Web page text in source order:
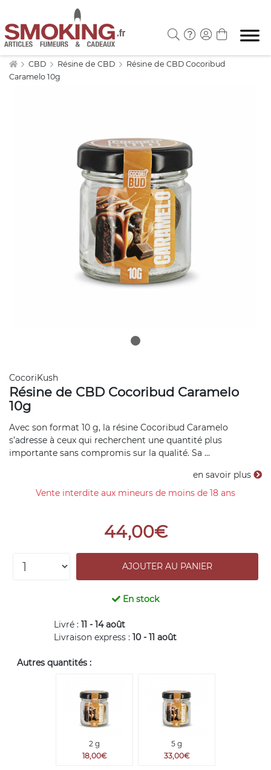
CBD Résine de CBD
Résine de CBD Cocoribud
Caramelo 10g
CocoriKush
Résine de CBD Cocoribud Caramelo
10g
Avec son format 10 g, la résine Cocoribud Caramelo
s’adresse à ceux qui recherchent une quantité plus
importante sans compromis sur la qualité. Sa ...
en savoir plus
Vente interdite aux mineurs de moins de 18 ans
44,00€
En stock
Livré : 11 - 14 août
Livraison express : 10 - 11 août
Autres quantités :
2 g
18,00€
5 g
33,00€